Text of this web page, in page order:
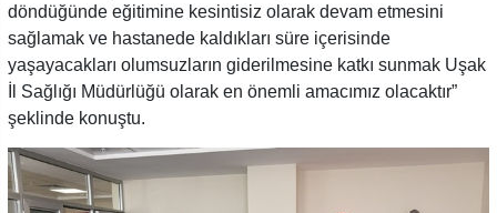
döndüğünde eğitimine kesintisiz olarak devam etmesini
sağlamak ve hastanede kaldıkları süre içerisinde
yaşayacakları olumsuzların giderilmesine katkı sunmak Uşak
İl Sağlığı Müdürlüğü olarak en önemli amacımız olacaktır”
şeklinde konuştu.